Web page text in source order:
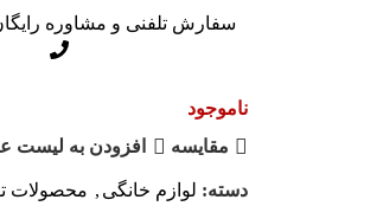
سفارش تلفنی و مشاوره رایگان
ناموجود
مقایسه
افزودن به لیست
دسته: لوازم خانگی , محصولات